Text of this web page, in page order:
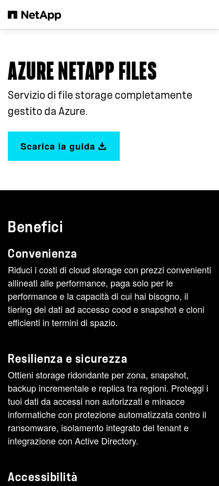
AZURE NETAPP FILES
Servizio di file storage completamente
gestito da Azure.
Scarica la guida
Benefici
Convenienza
Riduci i costi di cloud storage con prezzi convenienti
allineati alle performance, paga solo per le
performance e la capacità di cui hai bisogno, il
tiering dei dati ad accesso cood e snapshot e cloni
efficienti in termini di spazio.
Resilienza e sicurezza
Ottieni storage ridondante per zona, snapshot,
backup incrementale e replica tra regioni. Proteggi i
tuoi dati da accessi non autorizzati e minacce
informatiche con protezione automatizzata contro il
ransomware, isolamento integrato del tenant e
integrazione con Active Directory.
Accessibilità